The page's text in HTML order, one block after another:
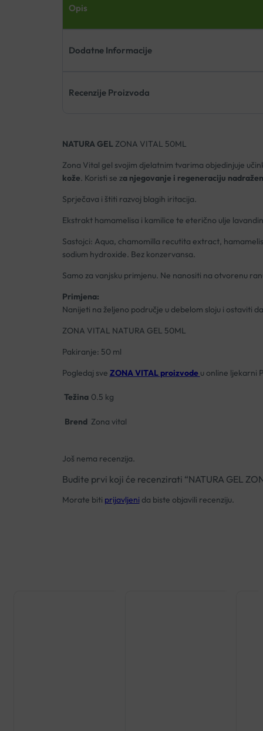
Opis
Dodatne Informacije
Recenzije Proizvoda
NATURA GELZONA VITAL 50ML
Zona Vital gel svojim djelatnim tvarima objedinjuje
kože. Koristi se za njegovanje i regeneraciju
Sprječava i štiti razvoj blagih iritacija.
Ekstrakt hamamelisa i kamilice te eterično ulje
Sastojci: Aqua, chamomilla recutita extract,
sodium hydroxide. Bez konzervansa.
Samo za vanjsku primjenu. Ne nanositi na otvorenu
Primjena:
Nanijeti na željeno područje u debelom sloju i ostaviti
ZONA VITAL NATURA GEL 50ML
Pakiranje: 50 ml
Pogledaj sve ZONA VITAL proizvode u online ljekarni
Težina 0.5 kg
Brend Zona vital
Još nema recenzija.
Budite prvi koji će recenzirati “NATURA GEL
Morate biti prijavljeni da biste objavili recenziju.